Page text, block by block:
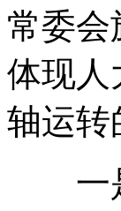
常委会
体现人
轴运转
一是